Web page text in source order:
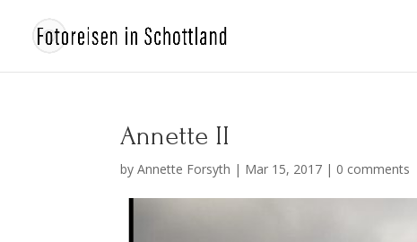
Annette II
byAnnette Forsyth | Mar 15, 2017 | 0 comments